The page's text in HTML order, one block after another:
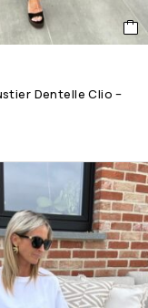
Dentelle Clio –